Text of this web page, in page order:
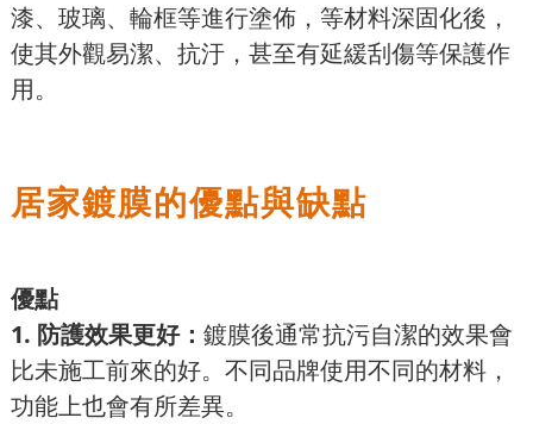
漆、玻璃、輪框等進行塗佈，等材料深固化後，
使其外觀易潔、抗汙，甚至有延緩刮傷等保護作
用。
居家鍍膜的優點與缺點
優點
1. 防護效果更好： 鍍膜後通常抗污自潔的效果會
比未施工前來的好。不同品牌使用不同的材料，
功能上也會有所差異。